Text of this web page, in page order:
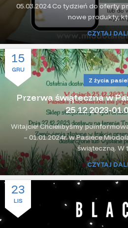
05.03.2024 Co tydzień do oferty
nowe produkty,
CZYTAJ
15
GRU
Z życia
Przerwa świąteczna w
25.12.2023-
Witajcie! Chcielibyśmy
– 01.01.2024r. w Pasiece
świąteczną. W
CZYTAJ
23
LIS